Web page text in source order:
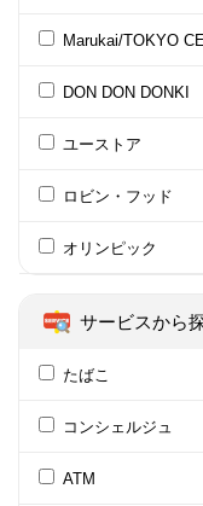
Marukai/TOKYO
DON DON DONKI
ユーストア
ロビン・フッド
オリンピック
サービスから
たばこ
コンシェルジュ
ATM